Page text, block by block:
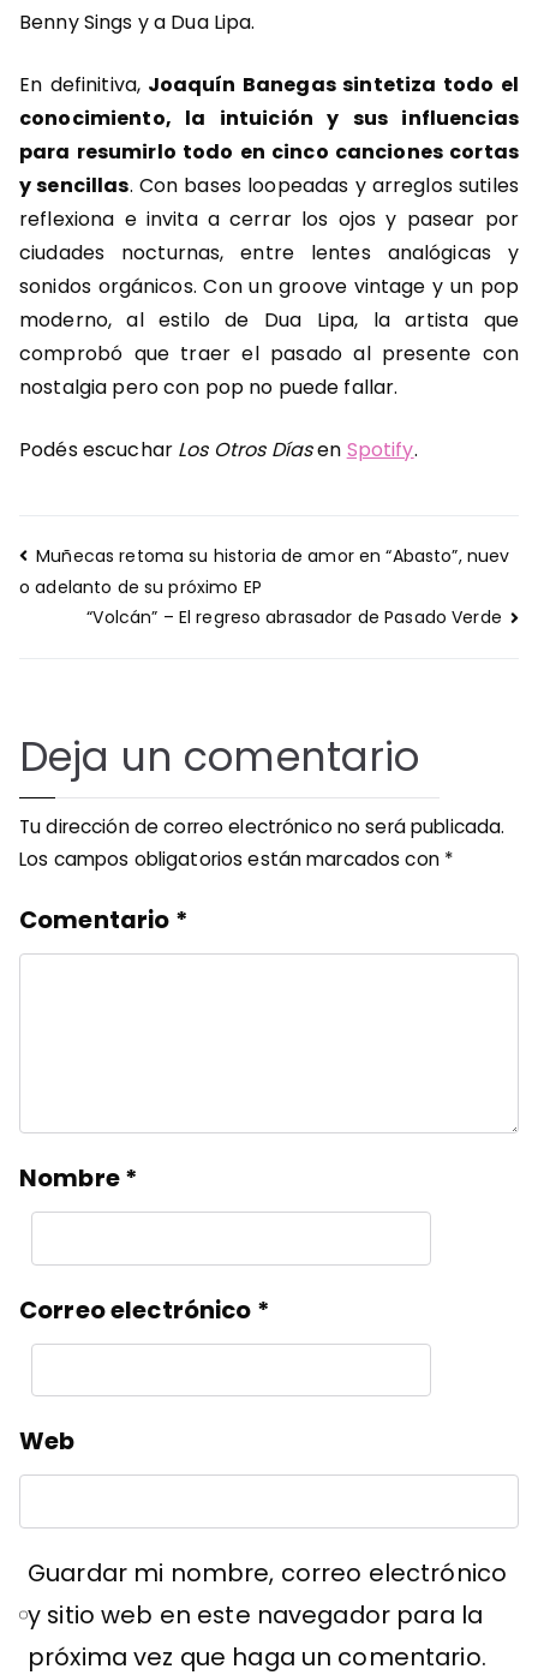
Benny Sings y a Dua Lipa.
En definitiva, Joaquín Banegas sintetiza todo el
conocimiento, la intuición y sus influencias
para resumirlo todo en cinco canciones cortas
y sencillas. Con bases loopeadas y arreglos sutiles
reflexiona e invita a cerrar los ojos y pasear por
ciudades nocturnas, entre lentes analógicas y
sonidos orgánicos. Con un groove vintage y un pop
moderno, al estilo de Dua Lipa, la artista que
comprobó que traer el pasado al presente con
nostalgia pero con pop no puede fallar.
Podés escuchar Los Otros Díasen Spotify.
Navegación
de
entradas
Muñecas retoma su historia de amor en “Abasto”, nuev
o adelanto de su próximo EP
“Volcán” – El regreso abrasador de Pasado Verde
Deja un comentario
Tu dirección de correo electrónico no será publicada.
Los campos obligatorios están marcados con *
Comentario *
Nombre*
Correo electrónico *
Web
Guardar mi nombre, correo electrónico
y sitio web en este navegador para la
próxima vez que haga un comentario.